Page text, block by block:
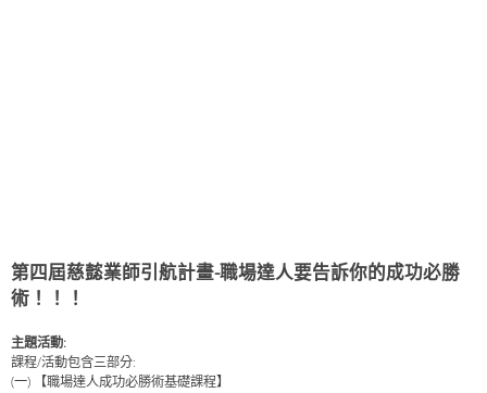
第四屆慈懿業師引航計畫-職場達人要告訴你的成功必勝
術！！！
主題活動:
課程/活動包含三部分:
(一) 【職場達人成功必勝術基礎課程】